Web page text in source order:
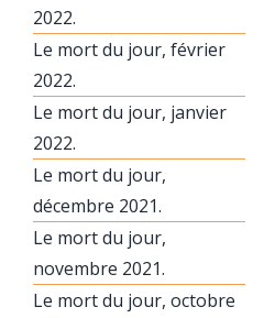
2022.
Le mort du jour, février
2022.
Le mort du jour, janvier
2022.
Le mort du jour,
décembre 2021.
Le mort du jour,
novembre 2021.
Le mort du jour, octobre